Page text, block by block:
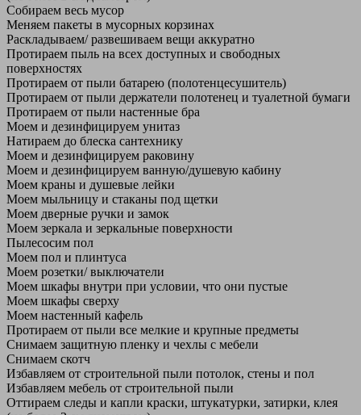
Собираем весь мусор
Меняем пакеты в мусорных корзинах
Раскладываем/ развешиваем вещи аккуратно
Протираем пыль на всех доступных и свободных
поверхностях
Протираем от пыли батарею (полотенцесушитель)
Протираем от пыли держатели полотенец и туалетной бумаги
Протираем от пыли настенные бра
Моем и дезинфицируем унитаз
Натираем до блеска сантехнику
Моем и дезинфицируем раковину
Моем и дезинфицируем ванную/душевую кабину
Моем краны и душевые лейки
Моем мыльницу и стаканы под щетки
Моем дверные ручки и замок
Моем зеркала и зеркальные поверхности
Пылесосим пол
Моем пол и плинтуса
Моем розетки/ выключатели
Моем шкафы внутри при условии, что они пустые
Моем шкафы сверху
Моем настенный кафель
Протираем от пыли все мелкие и крупные предметы
Снимаем защитную пленку и чехлы с мебели
Снимаем скотч
Избавляем от строительной пыли потолок, стены и пол
Избавляем мебель от строительной пыли
Оттираем следы и капли краски, штукатурки, затирки, клея